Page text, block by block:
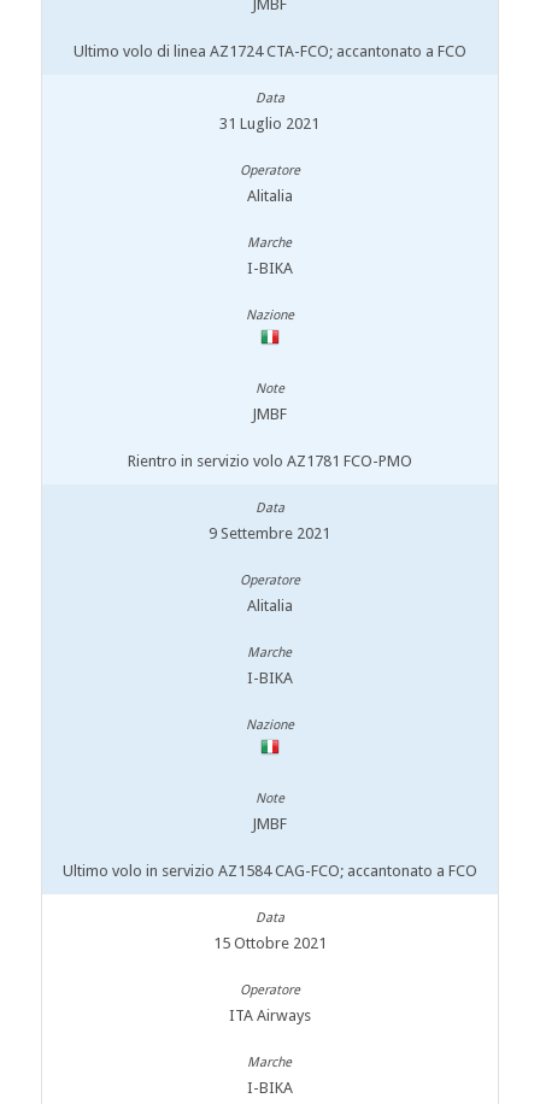
JMBF
Ultimo volo di linea AZ1724 CTA-FCO; accantonato a FCO
31 Luglio 2021
Alitalia
I-BIKA
JMBF
Rientro in servizio volo AZ1781 FCO-PMO
9 Settembre 2021
Alitalia
I-BIKA
JMBF
Ultimo volo in servizio AZ1584 CAG-FCO; accantonato a FCO
15 Ottobre 2021
ITA Airways
I-BIKA